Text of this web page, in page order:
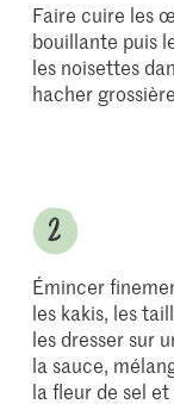
Faire cuire les
bouillante puis
les noisettes
hacher
Émincer
les kakis, les
les dresser sur
la sauce,
la fleur de sel